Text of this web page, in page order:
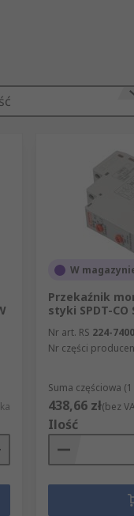
W
Przekaźnik
styki SPDT-CO
Nr art. RS 224-7400
Nr części
Suma częściowa
438,66 zł(bez
Ilość